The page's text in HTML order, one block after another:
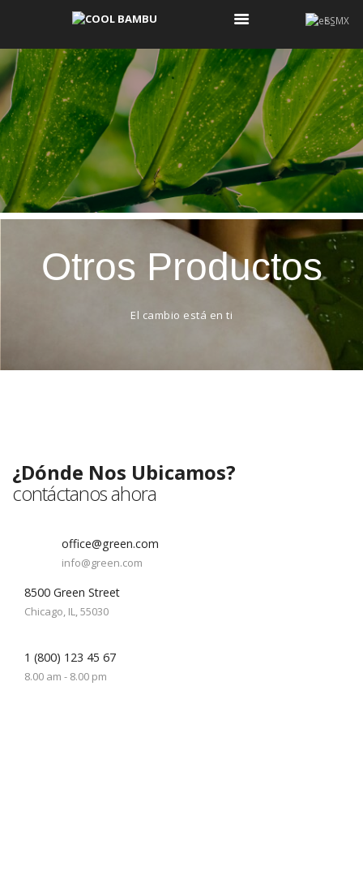
COOL BAMBU
COOL BAMBU
KOONOS
¿QUIÉNES SOMOS?
¿QUÉ ES COOL Y
QUÉ NO?
CONTACTO
Otros Productos
El cambio está en ti
¿Dónde Nos Ubicamos?
contáctanos ahora
office@green.com
info@green.com
8500 Green Street
Chicago, IL, 55030
1 (800) 123 45 67
8.00 am - 8.00 pm
ES